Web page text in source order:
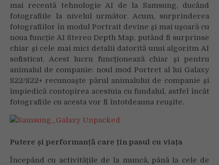
mai recentă tehnologie AI de la Samsung, ducând
fotografiile la nivelul următor. Acum, surprinderea
fotografiilor în modul Portrait devine și mai ușoară cu
noua funcție AI Stereo Depth Map, putând fi surprinse
chiar și cele mai mici detalii datorită unui algoritm AI
sofisticat. Acest lucru funcționează chiar și pentru
animalul de companie: noul mod Portret al lui Galaxy
S22/S22+ recunoaște părul animalului de companie și
împiedică contopirea acestuia cu fundalul, astfel încât
fotografiile cu acesta vor fi întotdeauna reușite.
Putere și performanță care țin pasul cu viața
Începând cu activitățile de la muncă, până la cele de